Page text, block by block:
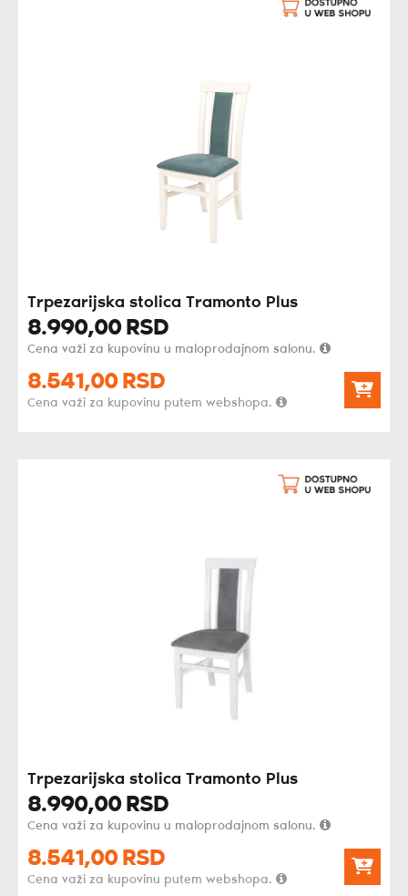
Trpezarijska stolica Tramonto Plus
8.990,00 RSD
Cena važi za kupovinu u maloprodajnom salonu.
8.541,00 RSD
Cena važi za kupovinu putem webshopa.
Trpezarijska stolica Tramonto Plus
8.990,00 RSD
Cena važi za kupovinu u maloprodajnom salonu.
8.541,00 RSD
Cena važi za kupovinu putem webshopa.